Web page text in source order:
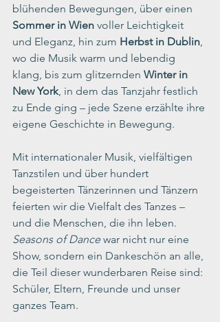
blühenden Bewegungen, über einen
Sommer in Wien voller Leichtigkeit
und Eleganz, hin zum Herbst in Dublin
wo die Musik warm und lebendig
klang, bis zum glitzernden Winter in
New York, in dem das Tanzjahr festlich
zu Ende ging – jede Szene erzählte ihre
eigene Geschichte in Bewegung.
Mit internationaler Musik, vielfältigen
Tanzstilen und über hundert
begeisterten Tänzerinnen und Tänzern
feierten wir die Vielfalt des Tanzes –
und die Menschen, die ihn leben.
Seasons of Dance war nicht nur eine
Show, sondern ein Dankeschön an alle,
die Teil dieser wunderbaren Reise sind:
Schüler, Eltern, Freunde und unser
ganzes Team.